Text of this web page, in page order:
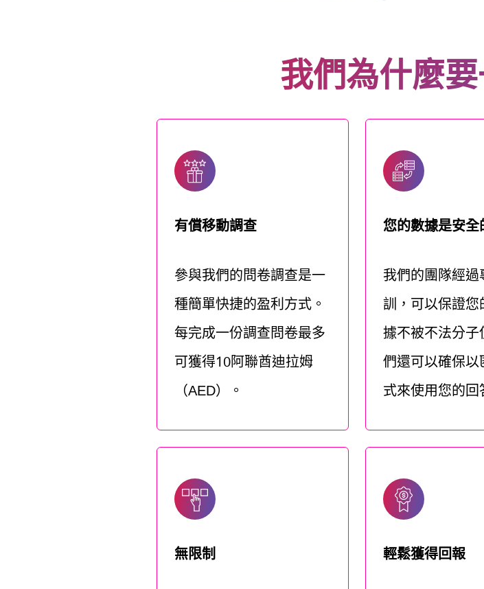
我們為什麼
有償移動調查
參與我們的問卷調查是一
種簡單快捷的盈利方式。
每完成一份調查問卷最多
可獲得10阿聯酋迪拉姆
（AED）。
您的數據是安
我們的團隊經
訓，可以保證
據不被不法分
們還可以確保
式來使用您的回
無限制
輕鬆獲得回報